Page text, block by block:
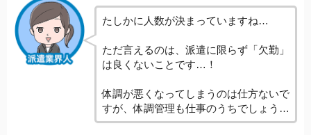
たしかに人数が決まっていますね…
ただ言えるのは、派遣に限らず「欠勤」
は良くないことです…！
体調が悪くなってしまうのは仕方ないで
すが、体調管理も仕事のうちでしょう…